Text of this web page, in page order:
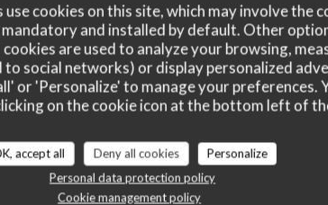
cookies on this site, which may involve the
and installed by default. Other
are used to analyze your browsing,
social networks) or display personalized
or 'Personalize' to manage your preferences.
on the cookie icon at the bottom left of
accept all Deny all cookies
Personalize
Personal data protection policy
Cookie management policy
ratings